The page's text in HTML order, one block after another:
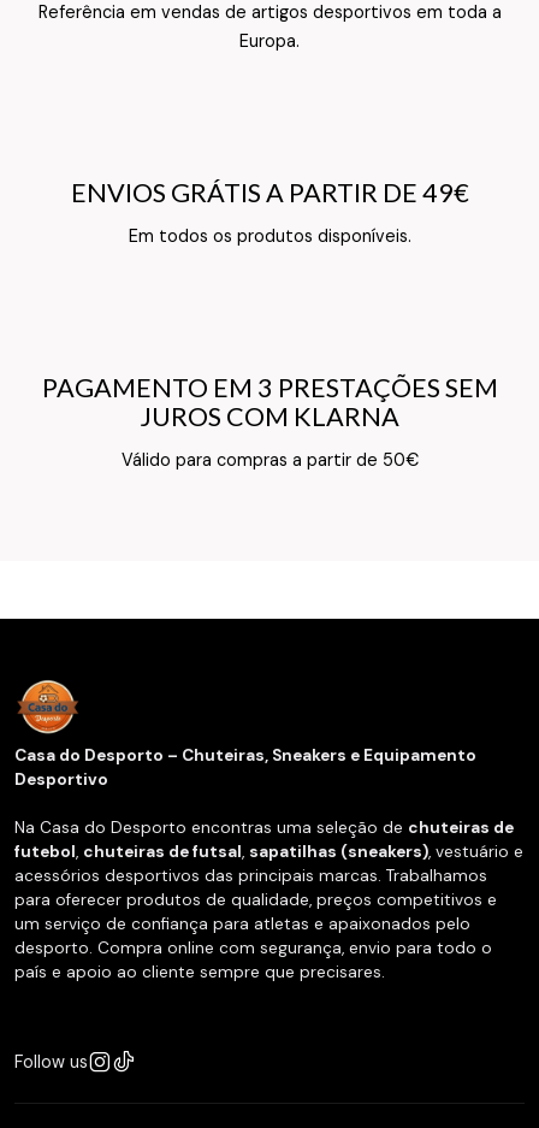
Referência em vendas de artigos desportivos em toda a
Europa.
Information Card Back Text
ENVIOS GRÁTIS A PARTIR DE 49€
Em todos os produtos disponíveis.
ENVIOS GRÁTIS A PARTIR DE 49€
Information Card Back Text
PAGAMENTO EM 3 PRESTAÇÕES SEM
JUROS COM KLARNA
Válido para compras a partir de 50€
PAGAMENTO EM 3 PRESTAÇÕES SEM
JUROS COM KLARNA
Information Card Back Text
Casa do Desporto – Chuteiras, Sneakers e Equipamento
Desportivo
Na Casa do Desporto encontras uma seleção de chuteiras de
futebol, chuteiras de futsal, sapatilhas (sneakers), vestuário e
acessórios desportivos das principais marcas. Trabalhamos
para oferecer produtos de qualidade, preços competitivos e
um serviço de confiança para atletas e apaixonados pelo
desporto. Compra online com segurança, envio para todo o
país e apoio ao cliente sempre que precisares.
Follow us